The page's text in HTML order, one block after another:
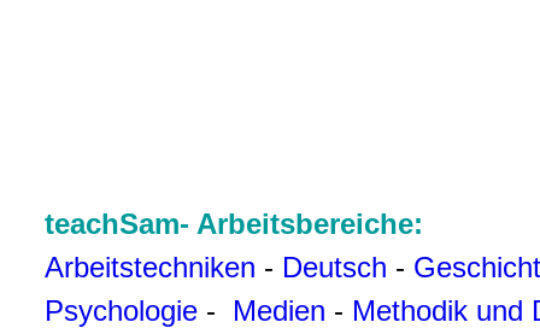
teachSam- Arbeitsbereiche:
Arbeitstechniken - Deutsch -
Psychologie - Medien - Methodik und